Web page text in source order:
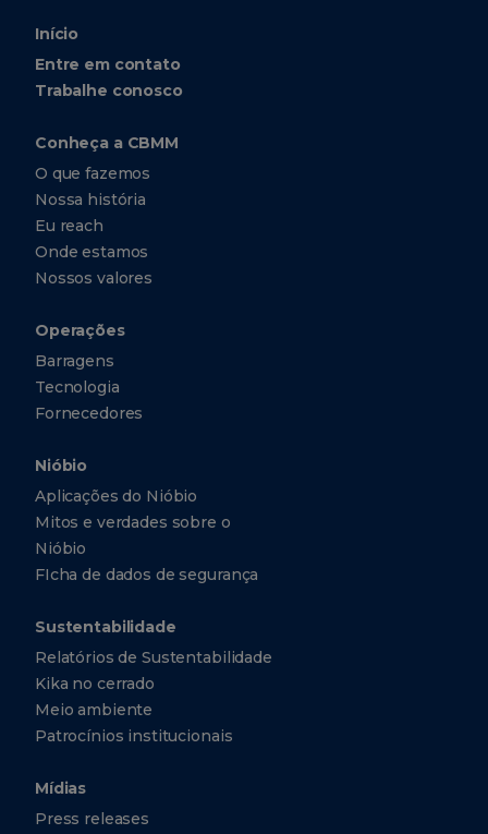
Início
Entre em contato
Trabalhe conosco
Conheça a CBMM
O que fazemos
Nossa história
Eu reach
Onde estamos
Nossos valores
Operações
Barragens
Tecnologia
Fornecedores
Nióbio
Aplicações do Nióbio
Mitos e verdades sobre o
Nióbio
FIcha de dados de segurança
Sustentabilidade
Relatórios de Sustentabilidade
Kika no cerrado
Meio ambiente
Patrocínios institucionais
Mídias
Press releases